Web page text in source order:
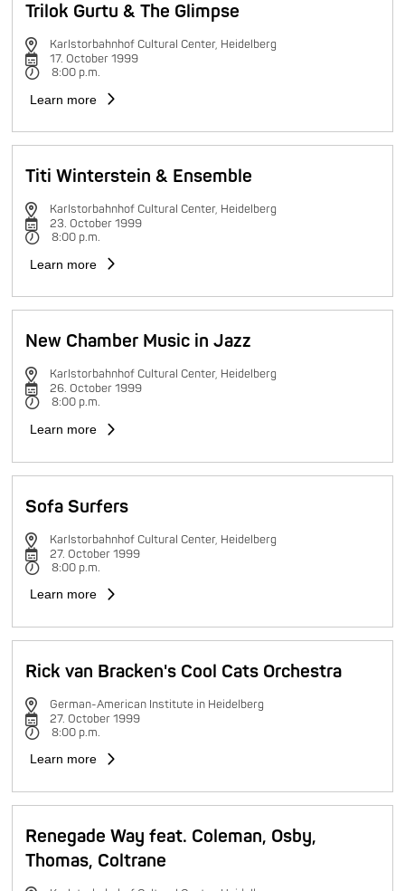
Trilok Gurtu & The Glimpse
Karlstorbahnhof Cultural Center, Heidelberg
17. October 1999
8:00 p.m.
Learn more
Titi Winterstein & Ensemble
Karlstorbahnhof Cultural Center, Heidelberg
23. October 1999
8:00 p.m.
Learn more
New Chamber Music in Jazz
Karlstorbahnhof Cultural Center, Heidelberg
26. October 1999
8:00 p.m.
Learn more
Sofa Surfers
Karlstorbahnhof Cultural Center, Heidelberg
27. October 1999
8:00 p.m.
Learn more
Rick van Bracken's Cool Cats Orchestra
German-American Institute in Heidelberg
27. October 1999
8:00 p.m.
Learn more
Renegade Way feat. Coleman, Osby,
Thomas, Coltrane